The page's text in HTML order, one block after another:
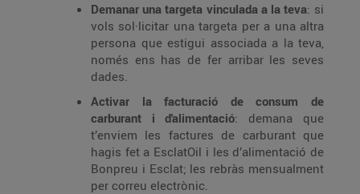
Demanar una targeta vinculada a la teva: si
vols sol·licitar una targeta per a una altra
persona que estigui associada a la teva,
només ens has de fer arribar les seves
dades.
Activar la facturació de consum de
carburant i d'alimentació: demana que
t’enviem les factures de carburant que
hagis fet a EsclatOil i les d’alimentació de
Bonpreu i Esclat; les rebràs mensualment
per correu electrònic.